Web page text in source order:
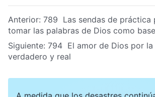
Anterior: 789 Las sendas de práctica
tomar las palabras de Dios como
Siguiente: 794 El amor de Dios por la
verdadero y real